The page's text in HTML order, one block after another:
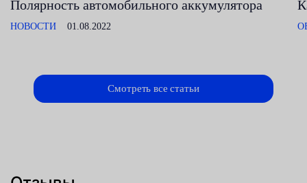
Полярность автомобильного аккумулятора
НОВОСТИ 01.08.2022
Смотреть все статьи